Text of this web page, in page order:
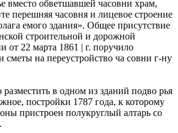
вместо обветшавшей часовни храм,
перешняя часовня и лицевое строение
емого здания». Общее присутствие
строительной и дорожной
от 22 марта 1861 | г. поручило
сметы на переустройство ча совни г-ну
в одном из зданий подво рья
постройки 1787 года, к которому
пристроен полукруглый алтарь со